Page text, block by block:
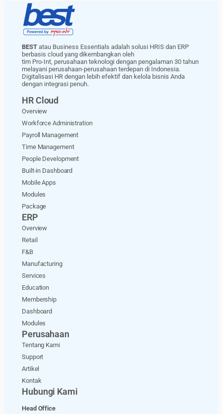
BEST atau Business Essentials adalah solusi HRIS dan ERP
berbasis cloud yang dikembangkan oleh
tim Pro-Int, perusahaan teknologi dengan pengalaman 30 tahun
melayani perusahaan-perusahaan terdepan di Indonesia.
Digitalisasi HR dengan lebih efektif dan kelola bisnis Anda
dengan integrasi penuh.
HR Cloud
Overview
Workforce Administration
Payroll Management
Time Management
People Development
Built-in Dashboard
Mobile Apps
Modules
Package
ERP
Overview
Retail
F&B
Manufacturing
Services
Education
Membership
Dashboard
Modules
Perusahaan
Tentang Kami
Support
Artikel
Kontak
Hubungi Kami
Head Office